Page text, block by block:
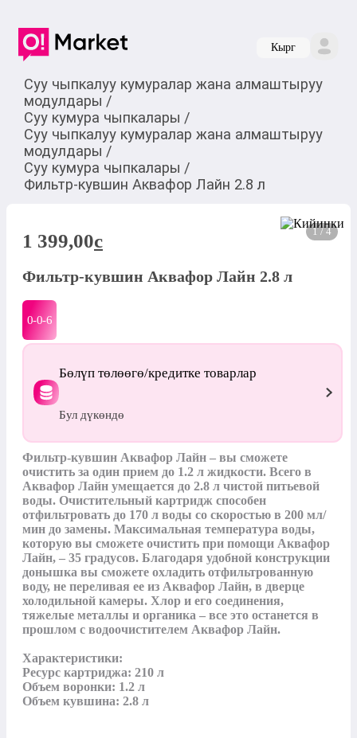
Кырг
Суу чыпкалуу кумуралар жана алмаштыруу
модулдары /
Суу кумура чыпкалары /
Суу чыпкалуу кумуралар жана алмаштыруу
модулдары /
Суу кумура чыпкалары /
Фильтр-кувшин Аквафор Лайн 2.8 л
1 / 4
1 399,00c
Фильтр-кувшин Аквафор Лайн 2.8 л
0-0-6
Бөлүп төлөөгө/кредитке товарлар
Бул дүкөндө
Фильтр-кувшин Аквафор Лайн – вы сможете
очистить за один прием до 1.2 л жидкости. Всего в
Аквафор Лайн умещается до 2.8 л чистой питьевой
воды. Очистительный картридж способен
отфильтровать до 170 л воды со скоростью в 200 мл/
мин до замены. Максимальная температура воды,
которую вы сможете очистить при помощи Аквафор
Лайн, – 35 градусов. Благодаря удобной конструкции
донышка вы сможете охладить отфильтрованную
воду, не переливая ее из Аквафор Лайн, в дверце
холодильной камеры. Хлор и его соединения,
тяжелые металлы и органика – все это останется в
прошлом с водоочистителем Аквафор Лайн.
Характеристики:
Ресурс картриджа: 210 л
Объем воронки: 1.2 л
Объем кувшина: 2.8 л